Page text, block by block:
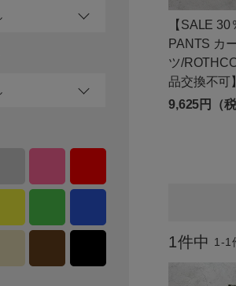
【SALE
PANTS カ
ツ/
品交換不可
9,625円（
1件中 1-1